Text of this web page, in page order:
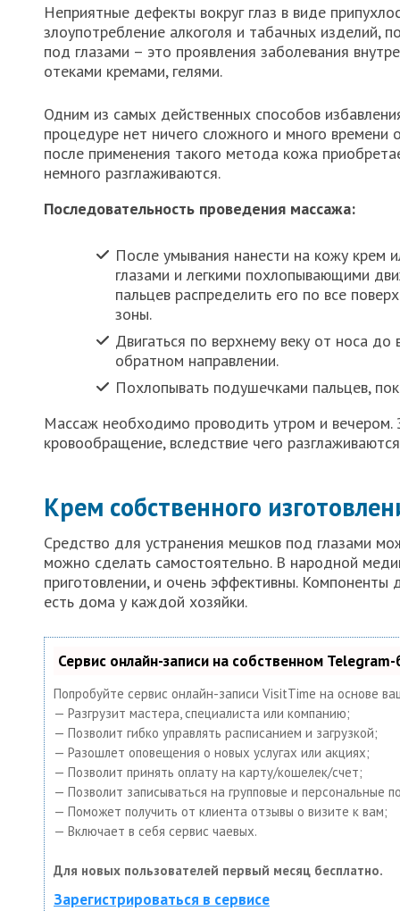
Неприятные дефекты вокруг глаз в виде
злоупотребление алкоголя и табачных изделий,
под глазами – это проявления заболевания
отеками кремами, гелями.
Одним из самых действенных способов
процедуре нет ничего сложного и много
после применения такого метода кожа
немного разглаживаются.
Последовательность проведения массажа:
После умывания нанести на кожу крем
глазами и легкими похлопывающими
пальцев распределить его по все
зоны.
Двигаться по верхнему веку от носа до
обратном направлении.
Похлопывать подушечками пальцев,
Массаж необходимо проводить утром и вечером.
кровообращение, вследствие чего
Крем собственного
Средство для устранения мешков под глазами
можно сделать самостоятельно. В народной
приготовлении, и очень эффективны.
есть дома у каждой хозяйки.
Сервис онлайн-записи на собственном
Попробуйте сервис онлайн-записи VisitTime на основе
— Разгрузит мастера, специалиста или компанию;
— Позволит гибко управлять расписанием и загрузкой;
— Разошлет оповещения о новых услугах или акциях;
— Позволит принять оплату на карту/кошелек/счет;
— Позволит записываться на групповые и персональные
— Поможет получить от клиента отзывы о визите к вам;
— Включает в себя сервис чаевых.
Для новых пользователей первый месяц бесплатно.
Зарегистрироваться в сервисе